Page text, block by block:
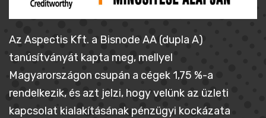
Az Aspectis Kft. a Bisnode AA (dupla A)
tanúsítványát kapta meg, mellyel
Magyarországon csupán a cégek 1,75 %-a
rendelkezik, és azt jelzi, hogy velünk az üzleti
kapcsolat kialakításának pénzügyi kockázata